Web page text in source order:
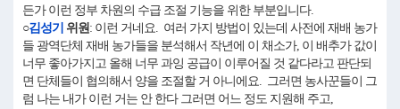
든가 이런 정부 차원의 수급 조절 기능을 위한 부분입니다.
○김성기 위원: 이런 거네요. 여러 가지 방법이 있는데 사전에 재배 농가
들 광역단체 재배 농가들을 분석해서 작년에 이 채소가, 이 배추가 값이
너무 좋아가지고 올해 너무 과잉 공급이 이루어질 것 같다라고 판단되
면 단체들이 협의해서 양을 조절할 거 아니에요. 그러면 농사꾼들이 그
럼 나는 내가 이런 거는 안 한다 그러면 어느 정도 지원해 주고,